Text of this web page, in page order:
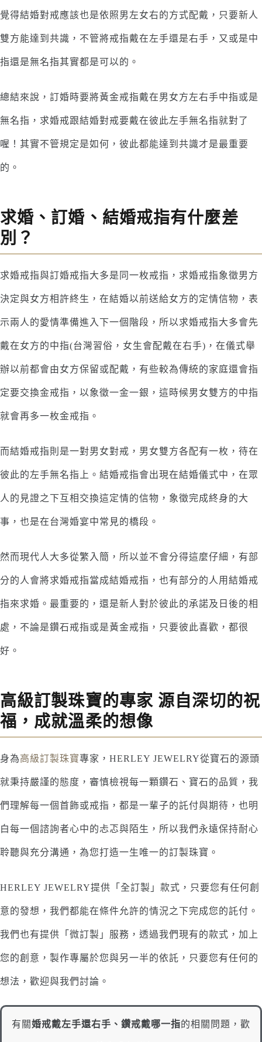
覺得結婚對戒應該也是依照男左女右的方式配戴，只要新人
雙方能達到共識，不管將戒指戴在左手還是右手，又或是中
指還是無名指其實都是可以的。
總結來說，訂婚時要將黃金戒指戴在男女方左右手中指或是
無名指，求婚戒跟結婚對戒要戴在彼此左手無名指就對了
喔！其實不管規定是如何，彼此都能達到共識才是最重要
的。
求婚、訂婚、結婚戒指有什麼差
別？
求婚戒指與訂婚戒指大多是同一枚戒指，求婚戒指象徵男方
決定與女方相許終生，在結婚以前送給女方的定情信物，表
示兩人的愛情準備進入下一個階段，所以求婚戒指大多會先
戴在女方的中指(台灣習俗，女生會配戴在右手)，在儀式舉
辦以前都會由女方保留或配戴，有些較為傳統的家庭還會指
定要交換金戒指，以象徵一金一銀，這時候男女雙方的中指
就會再多一枚金戒指。
而結婚戒指則是一對男女對戒，男女雙方各配有一枚，待在
彼此的左手無名指上。結婚戒指會出現在結婚儀式中，在眾
人的見證之下互相交換這定情的信物，象徵完成終身的大
事，也是在台灣婚宴中常見的橋段。
然而現代人大多從繁入簡，所以並不會分得這麼仔細，有部
分的人會將求婚戒指當成結婚戒指，也有部分的人用結婚戒
指來求婚。最重要的，還是新人對於彼此的承諾及日後的相
處，不論是鑽石戒指或是黃金戒指，只要彼此喜歡，都很
好。
高級訂製珠寶的專家 源自深切的祝
福，成就溫柔的想像
身為高級訂製珠寶專家，HERLEY JEWELRY從寶石的源頭
就秉持嚴謹的態度，審慎檢視每一顆鑽石、寶石的品質，我
們理解每一個首飾或戒指，都是一輩子的託付與期待，也明
白每一個諮詢者心中的忐忑與陌生，所以我們永遠保持耐心
聆聽與充分溝通，為您打造一生唯一的訂製珠寶。
HERLEY JEWELRY提供「全訂製」款式，只要您有任何創
意的發想，我們都能在條件允許的情況之下完成您的託付。
我們也有提供「微訂製」服務，透過我們現有的款式，加上
您的創意，製作專屬於您與另一半的依託，只要您有任何的
想法，歡迎與我們討論。
有關婚戒戴左手還右手、鑽戒戴哪一指的相關問題，歡